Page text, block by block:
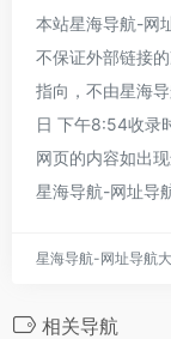
本站星海导航-网
不保证外部链接
指向，不由星海
日 下午8:54收录
网页的内容如出
星海导航-网址导
星海导航-网址导航
相关导航